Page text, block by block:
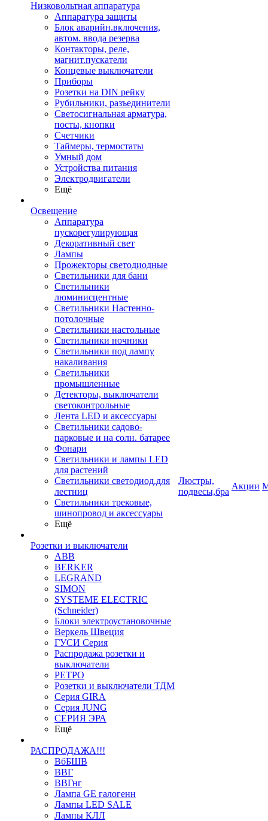
Низковольтная аппаратура
Аппаратура защиты
Блок аварийн.включения,
автом. ввода резерва
Контакторы, реле,
магнит.пускатели
Концевые выключатели
Приборы
Розетки на DIN рейку
Рубильники, разъединители
Светосигнальная арматура,
посты, кнопки
Счетчики
Таймеры, термостаты
Умный дом
Устройства питания
Электродвигатели
Ещё
Освещение
Аппаратура
пускорегулирующая
Декоративный свет
Лампы
Прожекторы светодиодные
Светильники для бани
Светильники
люминисцентные
Светильники Настенно-
потолочные
Светильники настольные
Светильники ночники
Светильники под лампу
накаливания
Светильники
промышленные
Детекторы, выключатели
светоконтрольные
Лента LED и аксессуары
Светильники садово-
парковые и на солн. батарее
Фонари
Светильники и лампы LED
для растений
Светильники светодиод.для
лестниц
Светильники трековые,
шинопровод и аксессуары
Ещё
Розетки и выключатели
ABB
BERKER
LEGRAND
SIMON
SYSTEME ELECTRIC
(Schneider)
Блоки электроустановочные
Веркель Швеция
ГУСИ Серия
Распродажа розетки и
выключатели
РЕТРО
Розетки и выключатели ТДМ
Серия GIRA
Серия JUNG
СЕРИЯ ЭРА
Ещё
РАСПРОДАЖА!!!
ВбБШВ
ВВГ
ВВГнг
Лампа GE галогенн
Лампы LED SALE
Лампы КЛЛ
Люстры,
подвесы,бра
Акции